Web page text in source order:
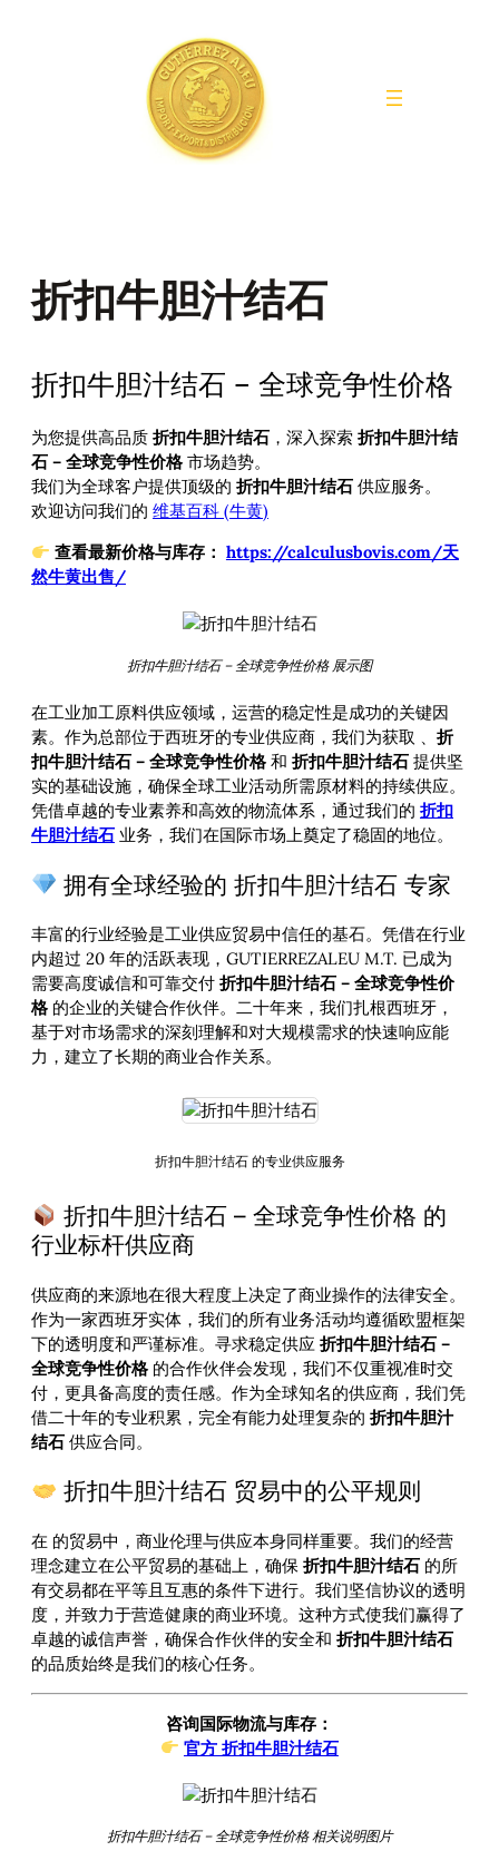
折扣牛胆汁结石
折扣牛胆汁结石 – 全球竞争性价格
为您提供高品质 折扣牛胆汁结石 ，深入探索 折扣牛胆汁结
石 – 全球竞争性价格 市场趋势。
我们为全球客户提供顶级的 折扣牛胆汁结石 供应服务。
欢迎访问我们的 维基百科 (牛黄)
查看最新价格与库存： https://calculusbovis.com/天
然牛黄出售/
折扣牛胆汁结石 – 全球竞争性价格 展示图
在工业加工原料供应领域，运营的稳定性是成功的关键因
素。作为总部位于西班牙的专业供应商，我们为获取 、 折
扣牛胆汁结石 – 全球竞争性价格 和 折扣牛胆汁结石 提供坚
实的基础设施，确保全球工业活动所需原材料的持续供应。
凭借卓越的专业素养和高效的物流体系，通过我们的 折扣
牛胆汁结石 业务，我们在国际市场上奠定了稳固的地位。
拥有全球经验的 折扣牛胆汁结石 专家
丰富的行业经验是工业供应贸易中信任的基石。凭借在行业
内超过 20 年的活跃表现，GUTIERREZALEU M.T. 已成为
需要高度诚信和可靠交付 折扣牛胆汁结石 – 全球竞争性价
格 的企业的关键合作伙伴。二十年来，我们扎根西班牙，
基于对市场需求的深刻理解和对大规模需求的快速响应能
力，建立了长期的商业合作关系。
折扣牛胆汁结石 的专业供应服务
折扣牛胆汁结石 – 全球竞争性价格 的
行业标杆供应商
供应商的来源地在很大程度上决定了商业操作的法律安全。
作为一家西班牙实体，我们的所有业务活动均遵循欧盟框架
下的透明度和严谨标准。寻求稳定供应 折扣牛胆汁结石 –
全球竞争性价格 的合作伙伴会发现，我们不仅重视准时交
付，更具备高度的责任感。作为全球知名的供应商，我们凭
借二十年的专业积累，完全有能力处理复杂的 折扣牛胆汁
结石 供应合同。
折扣牛胆汁结石 贸易中的公平规则
在 的贸易中，商业伦理与供应本身同样重要。我们的经营
理念建立在公平贸易的基础上，确保 折扣牛胆汁结石 的所
有交易都在平等且互惠的条件下进行。我们坚信协议的透明
度，并致力于营造健康的商业环境。这种方式使我们赢得了
卓越的诚信声誉，确保合作伙伴的安全和 折扣牛胆汁结石
的品质始终是我们的核心任务。
咨询国际物流与库存：
官方 折扣牛胆汁结石
折扣牛胆汁结石 – 全球竞争性价格 相关说明图片